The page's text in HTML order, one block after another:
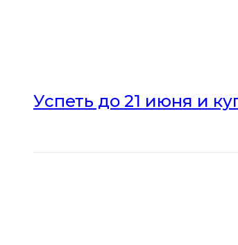
Успеть до 21 июня и